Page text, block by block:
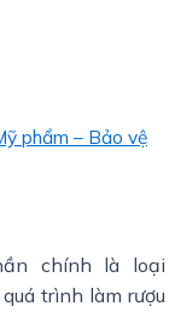
phẩm – Bảo vệ
chính là loại
trình làm rượu